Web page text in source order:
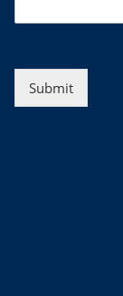
Submit